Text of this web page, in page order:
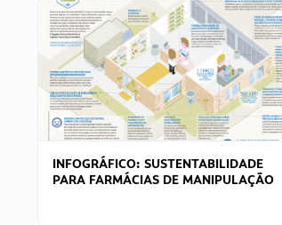
INFOGRÁFICO: SUSTENTABILIDADE
PARA FARMÁCIAS DE MANIPULAÇÃO